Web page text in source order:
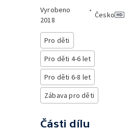
Vyrobeno
2018
•
Česko
Pro děti
Pro děti 4-6 let
Pro děti 6-8 let
Zábava pro děti
Části dílu